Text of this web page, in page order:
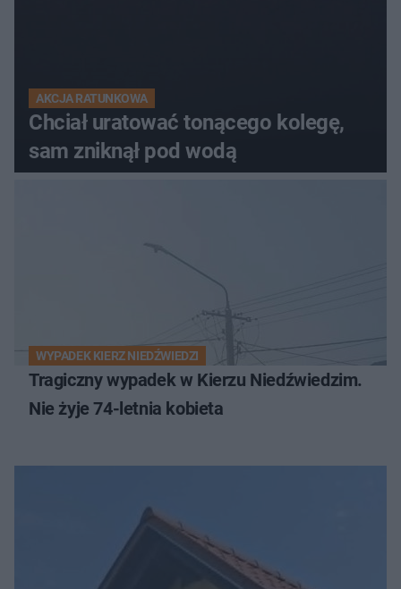
AKCJA RATUNKOWA
Chciał uratować tonącego kolegę,
sam zniknął pod wodą
WYPADEK KIERZ NIEDŹWIEDZI
Tragiczny wypadek w Kierzu Niedźwiedzim.
Nie żyje 74-letnia kobieta